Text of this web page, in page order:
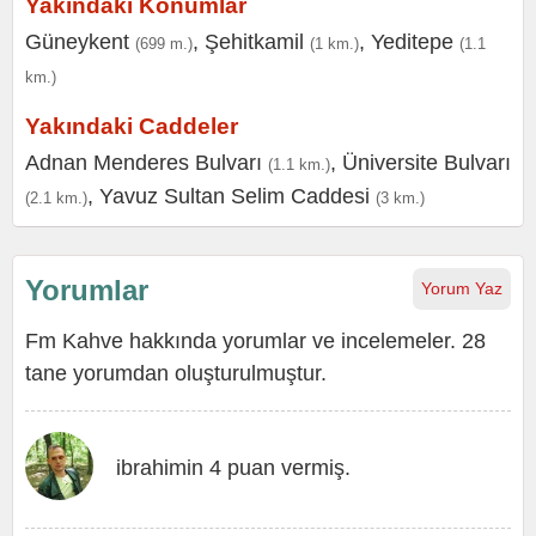
Yakındaki Konumlar
Güneykent (699 m.), Şehitkamil (1 km.), Yeditepe (1.1
km.)
Yakındaki Caddeler
Adnan Menderes Bulvarı (1.1 km.), Üniversite Bulvarı
(2.1 km.), Yavuz Sultan Selim Caddesi (3 km.)
Yorum Yaz
Yorumlar
Fm Kahve hakkında yorumlar ve incelemeler. 28
tane yorumdan oluşturulmuştur.
ibrahimin 4 puan vermiş.